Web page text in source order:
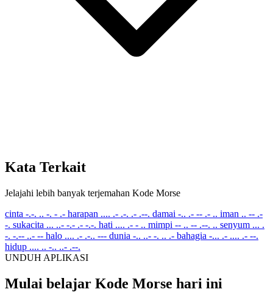
Kata Terkait
Jelajahi lebih banyak terjemahan Kode Morse
cinta -.-. .. -. - .- harapan .... .- .-. .- .--. damai -.. .- -- .- .. iman .. -- .-
-. sukacita ... ..- -.- .- -.-. hati .... .- - .. mimpi -- .. -- .--. .. senyum ... .
-. -.-- ..- -- halo .... .- .-.. --- dunia -.. ..- -. .. .- bahagia -... .- .... .- --.
hidup .... .. -.. ..- .--.
UNDUH APLIKASI
Mulai belajar Kode Morse hari ini